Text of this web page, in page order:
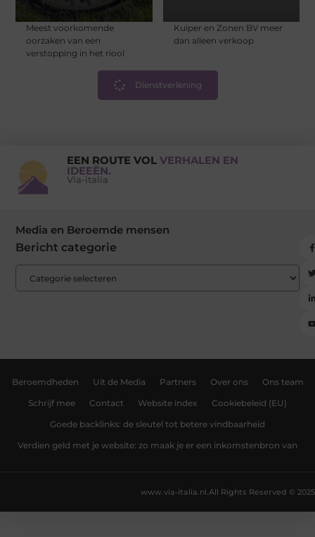
Meest voorkomende
oorzaken van een
verstopping in het riool
Kuiper en Zonen BV meer
dan alleen verkoop
Dienstverlening
EEN ROUTE VOL VERHALEN EN
IDEEËN.
Via-italia
Media en Beroemde mensen
Bericht categorie
Beroemdheden Uit de Media Partners Over ons Ons team
Schrijf mee Contact Website index Cookiebeleid (EU)
Goede backlinks: de sleutel tot betere vindbaarheid
Verdien geld met je website: zo maak je er een inkomstenbron van
All Rights Reserved © 2025
www.via-italia.nl.